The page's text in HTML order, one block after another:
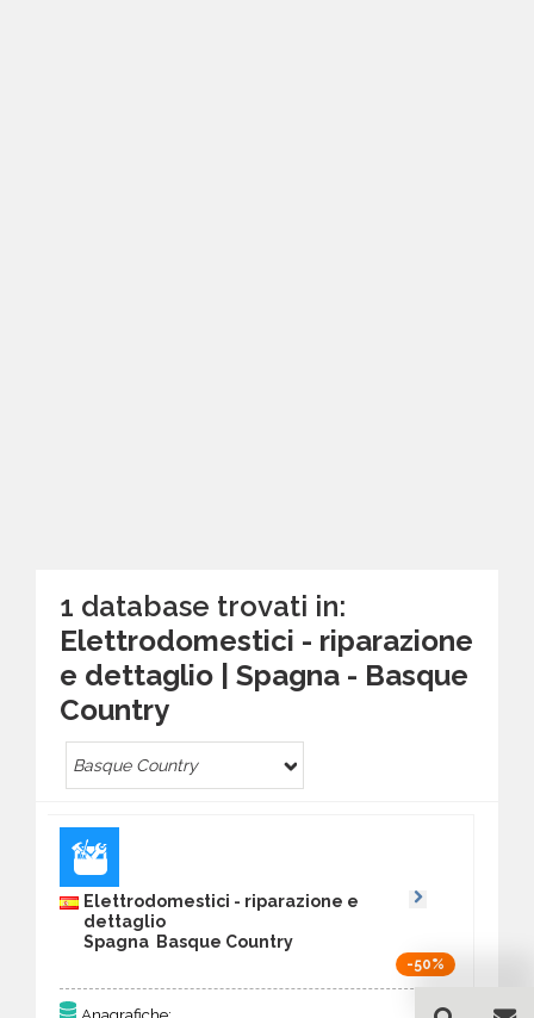
1 database trovati in:
Elettrodomestici - riparazione
e dettaglio | Spagna - Basque
Country
Basque Country
Elettrodomestici - riparazione e
dettaglio
Spagna Basque Country
-50%
Anagrafiche: 79